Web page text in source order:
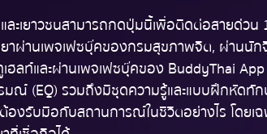
ะเยาวชนสามารถกดปุ่มนี้เพื่อติดต่อสายด่วน
ผ่านเพจเฟซบุ๊คของกรมสุขภาพจิต, ผ่านนัก
ลท์และผ่านเพจเฟซบุ๊คของ BuddyThai App
ณ์ (EQ) รวมถึงมีชุดความรู้และแบบฝึกหัดทัก
ต้องรับมือกับสถานการณ์ในชีวิตอย่างไร โดยเฉ